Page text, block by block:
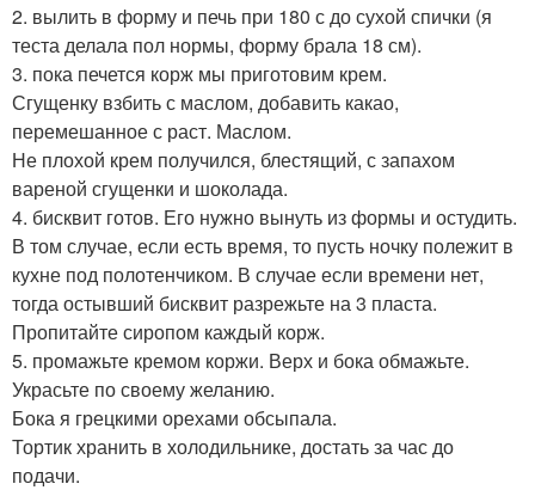
2. вылить в форму и печь при 180 с до сухой спички (я
теста делала пол нормы, форму брала 18 см).
3. пока печется корж мы приготовим крем.
Сгущенку взбить с маслом, добавить какао,
перемешанное с раст. Маслом.
Не плохой крем получился, блестящий, с запахом
вареной сгущенки и шоколада.
4. бисквит готов. Его нужно вынуть из формы и остудить.
В том случае, если есть время, то пусть ночку полежит в
кухне под полотенчиком. В случае если времени нет,
тогда остывший бисквит разрежьте на 3 пласта.
Пропитайте сиропом каждый корж.
5. промажьте кремом коржи. Верх и бока обмажьте.
Украсьте по своему желанию.
Бока я грецкими орехами обсыпала.
Тортик хранить в холодильнике, достать за час до
подачи.